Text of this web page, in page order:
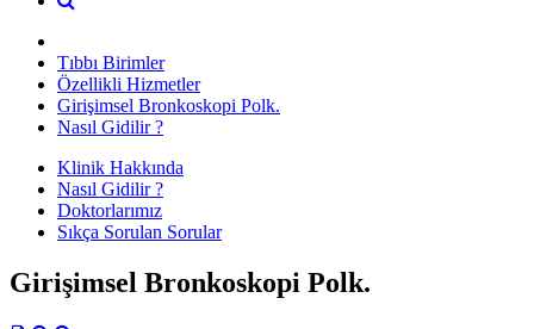
Tıbbı Birimler
Özellikli Hizmetler
Girişimsel Bronkoskopi Polk.
Nasıl Gidilir ?
Klinik Hakkında
Nasıl Gidilir ?
Doktorlarımız
Sıkça Sorulan Sorular
Girişimsel Bronkoskopi Polk.